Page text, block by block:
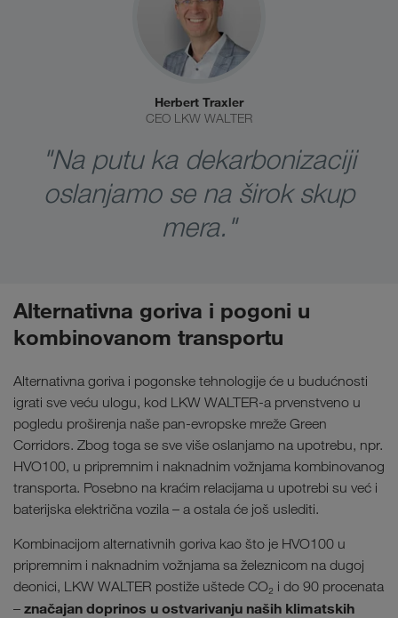
Herbert Traxler
CEO LKW WALTER
"Na putu ka dekarbonizaciji
oslanjamo se na širok skup
mera."
Alternativna goriva i pogoni u
kombinovanom transportu
Alternativna goriva i pogonske tehnologije će u budućnosti
igrati sve veću ulogu, kod LKW WALTER-a prvenstveno u
pogledu proširenja naše pan-evropske mreže Green
Corridors. Zbog toga se sve više oslanjamo na upotrebu, npr.
HVO100, u pripremnim i naknadnim vožnjama kombinovanog
transporta. Posebno na kraćim relacijama u upotrebi su već i
baterijska električna vozila – a ostala će još uslediti.
Kombinacijom alternativnih goriva kao što je HVO100 u
pripremnim i naknadnim vožnjama sa železnicom na dugoj
deonici, LKW WALTER postiže uštede CO₂ i do 90 procenata
– značajan doprinos u ostvarivanju naših klimatskih